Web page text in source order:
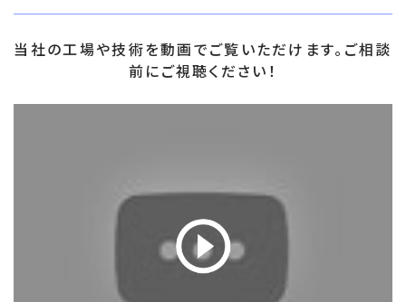
当社の工場や技術を動画でご覧いただけます。ご相談
前にご視聴ください！